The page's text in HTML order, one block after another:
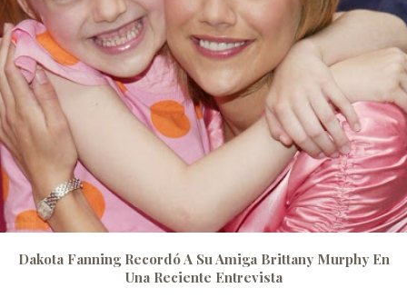
Dakota Fanning Recordó A Su Amiga Brittany Murphy En
Una Reciente Entrevista